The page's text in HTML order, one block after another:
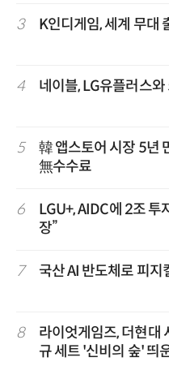
3 K인디게임, 세계 무대
4 네이블, LG유플러스
5
韓 앱스토어 시장 5년
無수수료
6
LGU+, AIDC에 2조
장”
7 국산 AI 반도체로 피
8
라이엇게임즈, 더현대
규 세트 '신비의 숲' 띄